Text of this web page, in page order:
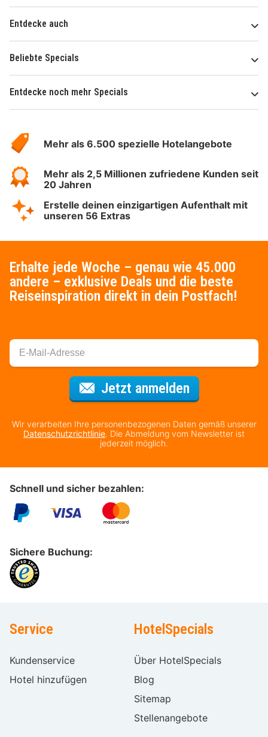
Entdecke auch
Beliebte Specials
Entdecke noch mehr Specials
Hotelspecials
Mehr als 6.500 spezielle Hotelangebote
Mehr als 2,5 Millionen zufriedene Kunden seit
20 Jahren
Erstelle deinen einzigartigen Aufenthalt mit
unseren 56 Extras
Erhalte jede Woche – genau wie 45.000
andere – exklusive Deals und die beste
Reiseinspiration direkt in dein Postfach!
Jetzt anmeldenFür den
Wir verarbeiten Ihre personenbezogenen Daten gemäß unserer
Datenschutzrichtlinie. Die Abmeldung vom Newsletter ist
jederzeit möglich.
Schnell und sicher bezahlen:
Sichere Buchung:
Service
Kundenservice
Hotel hinzufügen
HotelSpecials
Über HotelSpecials
Blog
Sitemap
Stellenangebote